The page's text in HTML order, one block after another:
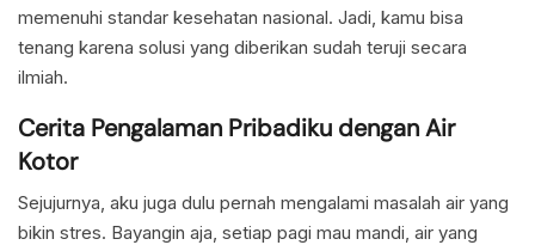
memenuhi standar kesehatan nasional. Jadi, kamu bisa
tenang karena solusi yang diberikan sudah teruji secara
ilmiah.
Cerita Pengalaman Pribadiku dengan Air
Kotor
Sejujurnya, aku juga dulu pernah mengalami masalah air yang
bikin stres. Bayangin aja, setiap pagi mau mandi, air yang